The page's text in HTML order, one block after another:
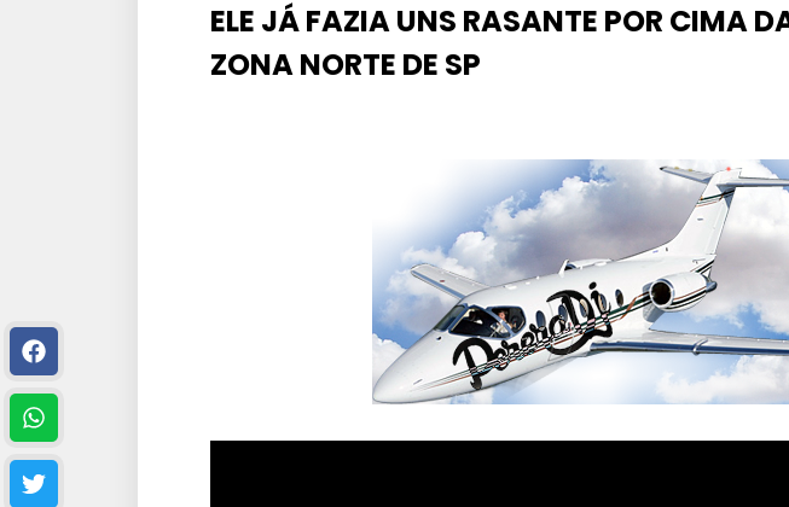
ELE JÁ FAZIA UNS RASANTE POR CIMA
ZONA NORTE DE SP